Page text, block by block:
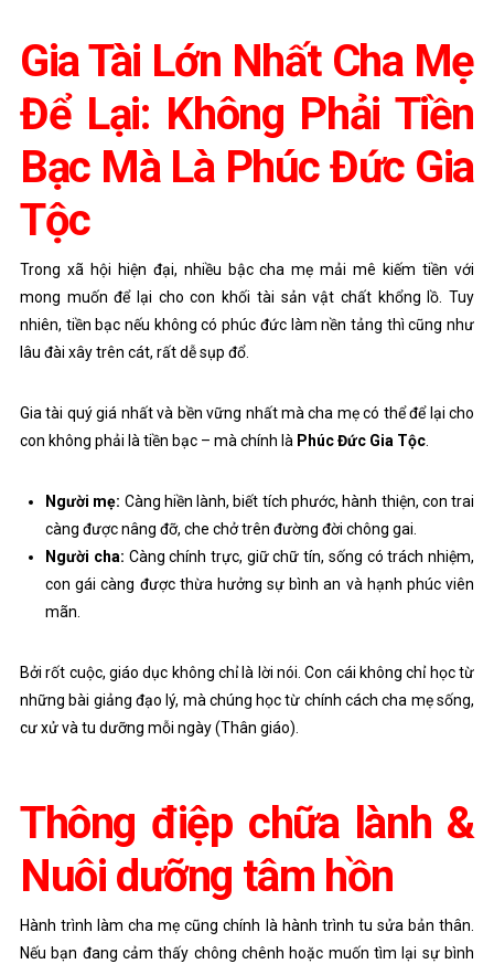
Gia Tài Lớn Nhất Cha Mẹ
Để Lại: Không Phải Tiền
Bạc Mà Là Phúc Đức Gia
Tộc
Trong xã hội hiện đại, nhiều bậc cha mẹ mải mê kiếm tiền với
mong muốn để lại cho con khối tài sản vật chất khổng lồ. Tuy
nhiên, tiền bạc nếu không có phúc đức làm nền tảng thì cũng như
lâu đài xây trên cát, rất dễ sụp đổ.
Gia tài quý giá nhất và bền vững nhất mà cha mẹ có thể để lại cho
con không phải là tiền bạc – mà chính là Phúc Đức Gia Tộc.
Người mẹ: Càng hiền lành, biết tích phước, hành thiện, con trai
càng được nâng đỡ, che chở trên đường đời chông gai.
Người cha: Càng chính trực, giữ chữ tín, sống có trách nhiệm,
con gái càng được thừa hưởng sự bình an và hạnh phúc viên
mãn.
Bởi rốt cuộc, giáo dục không chỉ là lời nói. Con cái không chỉ học từ
những bài giảng đạo lý, mà chúng học từ chính cách cha mẹ sống,
cư xử và tu dưỡng mỗi ngày (Thân giáo).
Thông điệp chữa lành &
Nuôi dưỡng tâm hồn
Hành trình làm cha mẹ cũng chính là hành trình tu sửa bản thân.
Nếu bạn đang cảm thấy chông chênh hoặc muốn tìm lại sự bình